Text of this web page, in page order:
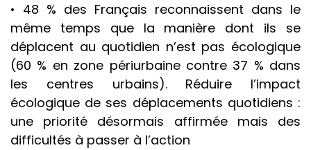
• 48 % des Français reconnaissent dans le
même temps que la manière dont ils se
déplacent au quotidien n’est pas écologique
(60 % en zone périurbaine contre 37 % dans
les centres urbains). Réduire l’impact
écologique de ses déplacements quotidiens :
une priorité désormais affirmée mais des
difficultés à passer à l’action